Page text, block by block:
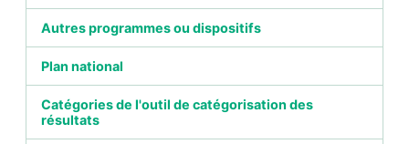
Autres programmes ou dispositifs
Plan national
Catégories de l'outil de catégorisation des
résultats